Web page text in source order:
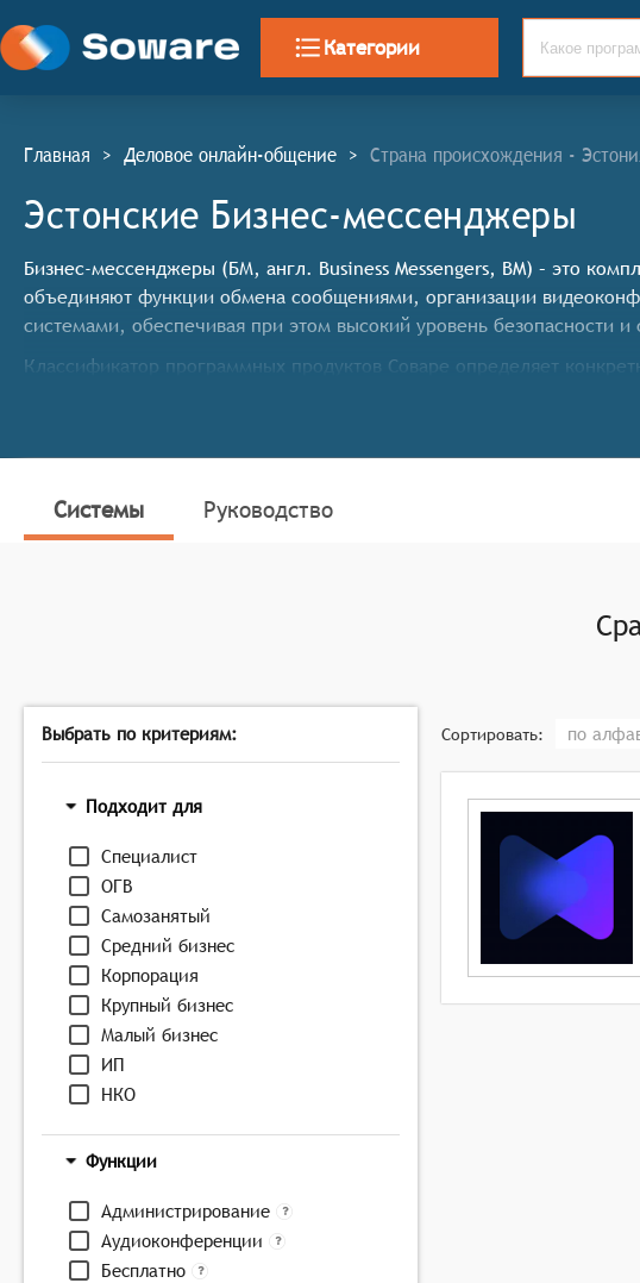
Категории
Главная > Деловое онлайн-общение > Страна происхождения -
Эстонские Бизнес-мессенджеры
Бизнес-мессенджеры (БМ, англ. Business Messengers, BM) – это
объединяют функции обмена сообщениями, организации
системами, обеспечивая при этом высокий уровень безопасности и
Классификатор программных продуктов Соваре определяет
Встроенные инструменты для работы с задачами с функциями
реальном времени,
Автоматизация бизнес-процессов через систему ботов,
Системы Руководство
Выбрать по критериям:
Подходит для
Специалист
ОГВ
Самозанятый
Средний бизнес
Корпорация
Крупный бизнес
Малый бизнес
ИП
НКО
Функции
Администрирование
Аудиоконференции
Бесплатно
Сортировать: по